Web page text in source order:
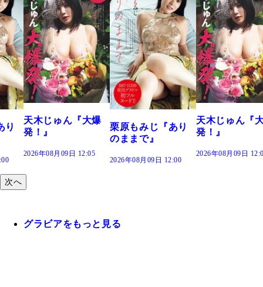
爆
栗原もみじ『あり
のままで』
天木じゅん『大爆
発！』
栗原もみじ『
のままで』
次へ
グラビアをもっと見る